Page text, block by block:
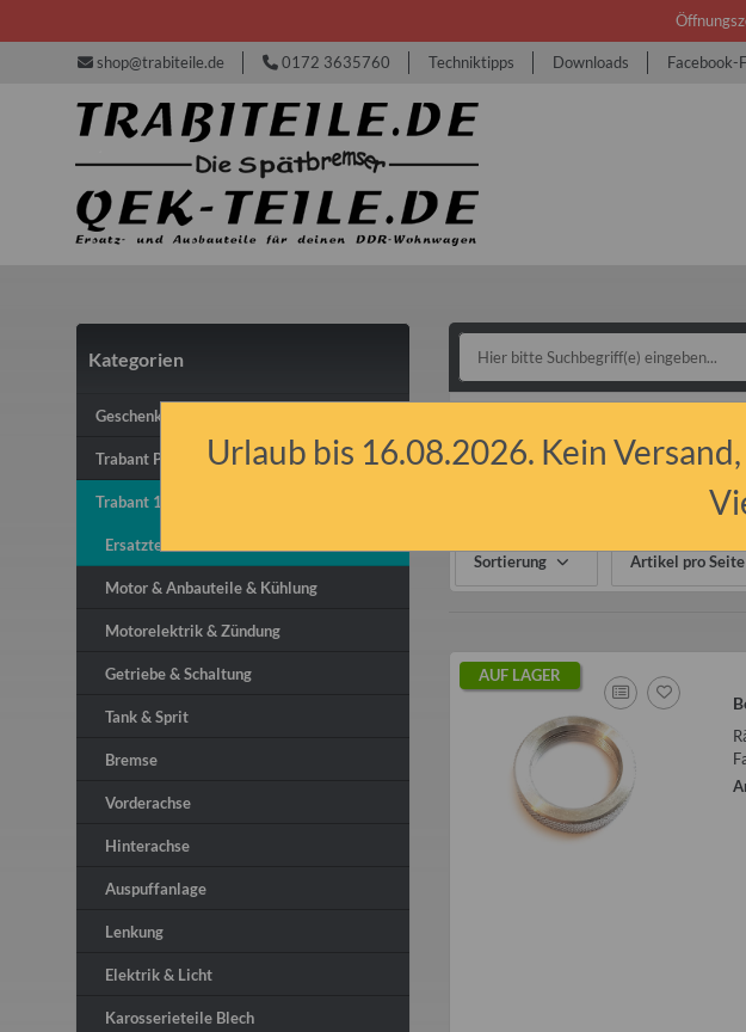
shop@trabiteile.de 0172 3635760 Techniktipps Downloads Facebook-
Sortierung Artikel pro Seite
AUF LAGER
Kategorien
Geschenkideen & Gutscheine
Trabant P50/P60 & P601
Trabant 1.1
Ersatzteile
Motor & Anbauteile & Kühlung
Motorelektrik & Zündung
Getriebe & Schaltung
Tank & Sprit
Bremse
Vorderachse
Hinterachse
Auspuffanlage
Lenkung
Elektrik & Licht
Karosserieteile Blech
Urlaub bis 16.08.2026. Kein